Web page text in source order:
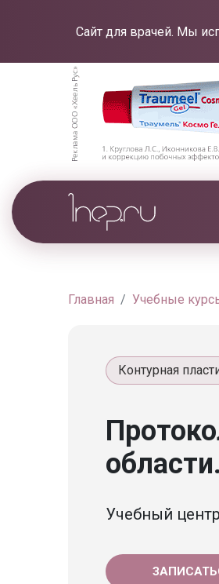
Сайт для врачей. Мы
Главная Учебные
Контурная
области.
Учебный